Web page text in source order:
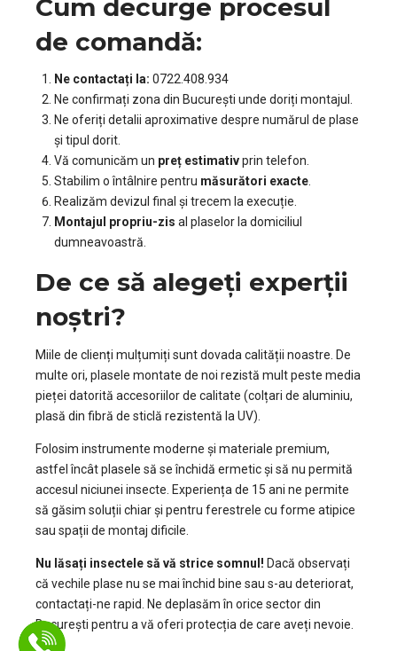
Cum decurge procesul
de comandă:
Ne contactați la: 0722.408.934
Ne confirmați zona din București unde doriți montajul.
Ne oferiți detalii aproximative despre numărul de plase
și tipul dorit.
Vă comunicăm un preț estimativprin telefon.
Stabilim o întâlnire pentru măsurători exacte.
Realizăm devizul final și trecem la execuție.
Montajul propriu-zis al plaselor la domiciliul
dumneavoastră.
De ce să alegeți experții
noștri?
Miile de clienți mulțumiți sunt dovada calității noastre. De
multe ori, plasele montate de noi rezistă mult peste media
pieței datorită accesoriilor de calitate (colțari de aluminiu,
plasă din fibră de sticlă rezistentă la UV).
Folosim instrumente moderne și materiale premium,
astfel încât plasele să se închidă ermetic și să nu permită
accesul niciunei insecte. Experiența de 15 ani ne permite
să găsim soluții chiar și pentru ferestrele cu forme atipice
sau spații de montaj dificile.
Nu lăsați insectele să vă strice somnul! Dacă observați
că vechile plase nu se mai închid bine sau s-au deteriorat,
contactați-ne rapid. Ne deplasăm în orice sector din
București pentru a vă oferi protecția de care aveți nevoie.